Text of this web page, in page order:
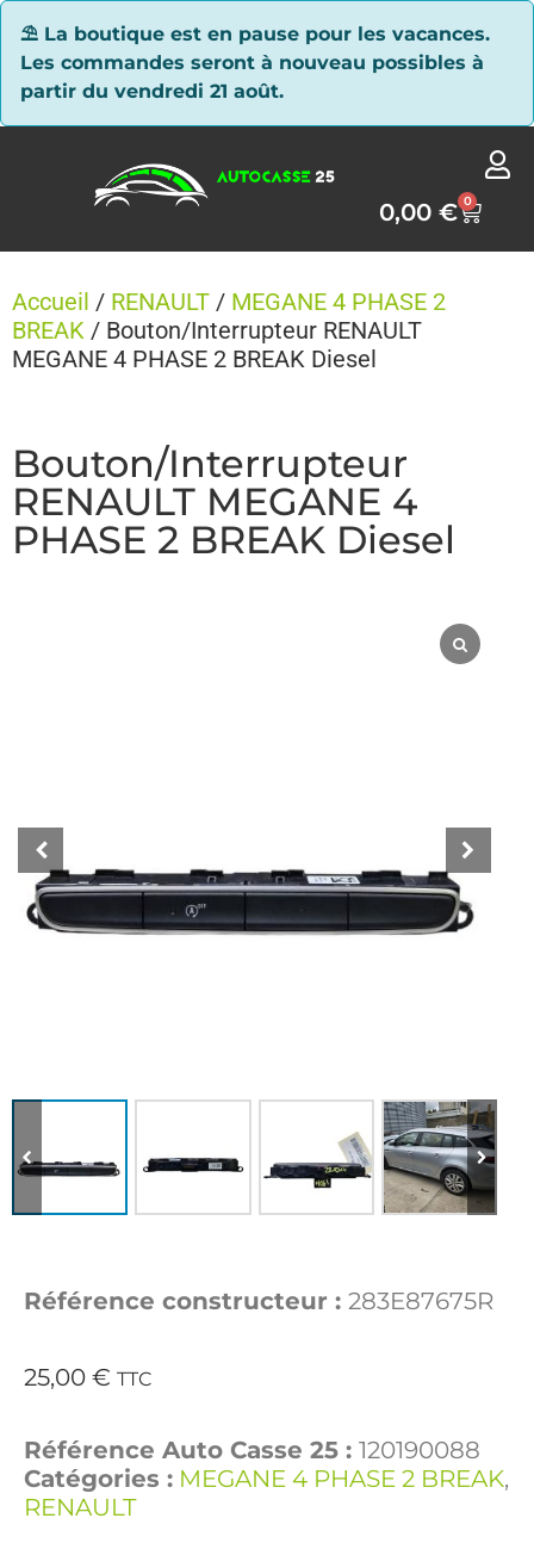
⛱ La boutique est en pause pour les vacances.
Les commandes seront à nouveau possibles à
partir du vendredi 21 août.
0,00€ 0
Accueil / RENAULT / MEGANE 4 PHASE 2
BREAK / Bouton/Interrupteur RENAULT
MEGANE 4 PHASE 2 BREAK Diesel
Bouton/Interrupteur
RENAULT MEGANE 4
PHASE 2 BREAK Diesel
Référence constructeur : 283E87675R
25,00 € TTC
Référence Auto Casse 25 : 120190088
Catégories : MEGANE 4 PHASE 2 BREAK,
RENAULT
Panneau de gestion des cookies